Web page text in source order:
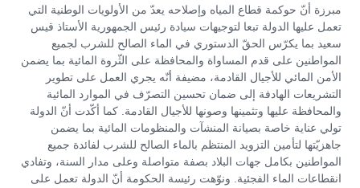
مبرزة أنّ حوكمة قطاع المياه وإصلاحه يعدّ من الأولويات الوطنية التي
تعمل عليها الدولة تبعا لتوجيهات سيادة رئيس الجمهورية الأستاذ قيس
سعيد بما يكرّس الحقّ الدستوري في الماء الصالح للشرب لجميع
المواطنين على قدم المساواة والمحافظة على الثّروة المائية بما يضمن
الأمن المائي للأجيال القادمة، مضيفة أنّه يجري العمل على تطوير
التشريعات الهادفة إلى ضمان تحسين التصرّف في الموارد المائية
والمحافظة عليها وتثمينها وصونها للأجيال القادمة. كما أكّدت أنّ الدولة
تولي عناية خاصة بصيانة المنشآت والمنظومات المائية بما يضمن
جاهزيّتها لتأمين التزويد المنتظم بالماء الصالح للشرب لفائدة جميع
المواطنين بكامل جهات البلاد بصفة متواصلة وعلى مدار السنة، وتفادي
انقطاعات الماء الفجئية. ونوّهت رئيسة الحكومة أنّ الدولة تعمل على